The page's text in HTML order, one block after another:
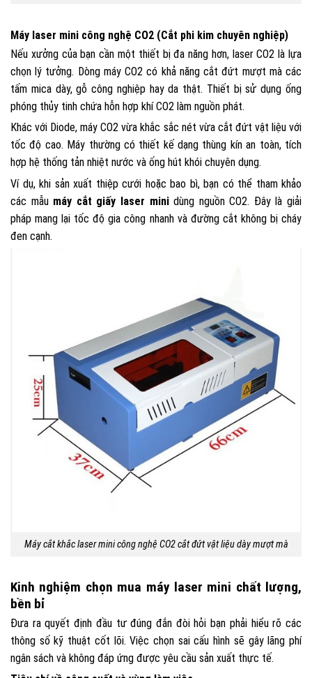
Máy laser mini công nghệ CO2 (Cắt phi kim chuyên nghiệp)
Nếu xưởng của bạn cần một thiết bị đa năng hơn, laser CO2 là lựa
chọn lý tưởng. Dòng máy CO2 có khả năng cắt đứt mượt mà các
tấm mica dày, gỗ công nghiệp hay da thật. Thiết bị sử dụng ống
phóng thủy tinh chứa hỗn hợp khí CO2 làm nguồn phát.
Khác với Diode, máy CO2 vừa khắc sắc nét vừa cắt đứt vật liệu với
tốc độ cao. Máy thường có thiết kế dạng thùng kín an toàn, tích
hợp hệ thống tản nhiệt nước và ống hút khói chuyên dụng.
Ví dụ, khi sản xuất thiệp cưới hoặc bao bì, bạn có thể tham khảo
các mẫu máy cắt giấy laser minidùng nguồn CO2. Đây là giải
pháp mang lại tốc độ gia công nhanh và đường cắt không bị cháy
đen cạnh.
Máy cắt khắc laser mini công nghệ CO2 cắt đứt vật liệu dày mượt mà
Kinh nghiệm chọn mua máy laser mini chất lượng,
bền bỉ
Đưa ra quyết định đầu tư đúng đắn đòi hỏi bạn phải hiểu rõ các
thông số kỹ thuật cốt lõi. Việc chọn sai cấu hình sẽ gây lãng phí
ngân sách và không đáp ứng được yêu cầu sản xuất thực tế.